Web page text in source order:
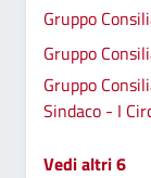
Gruppo
Gruppo
Gruppo
Sindaco - I
Vedi altri 6